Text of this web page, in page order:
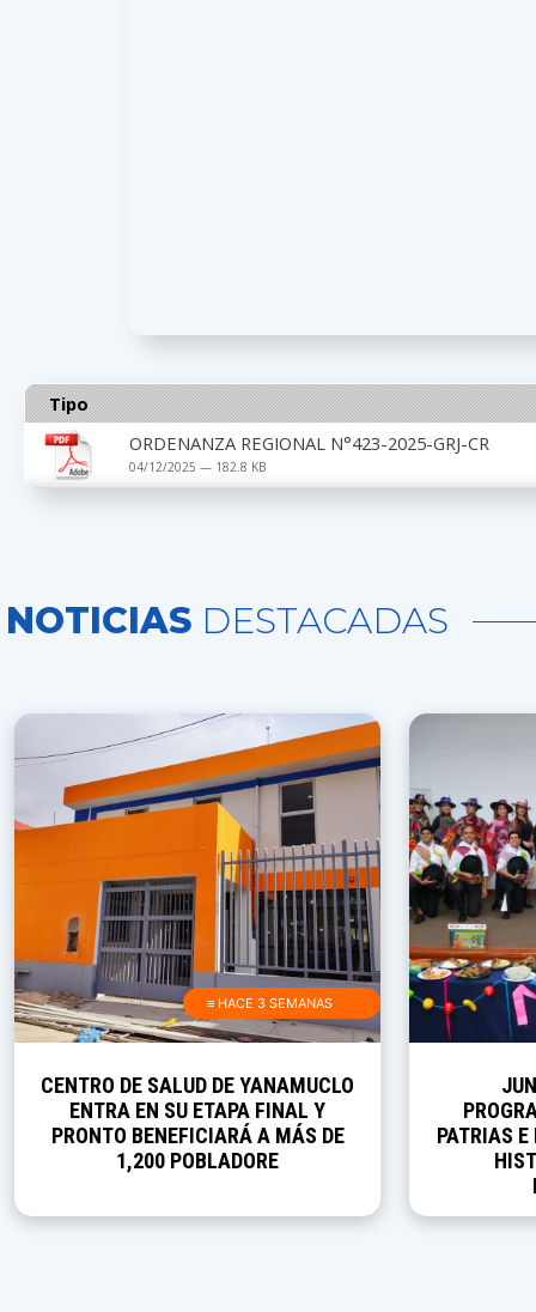
Tipo
ORDENANZA REGIONAL N°423-2025-GRJ-CR
04/12/2025 — 182.8 KB
NOTICIAS DESTACADAS
≡ HACE 3 SEMANAS
CENTRO DE SALUD DE YANAMUCLO
ENTRA EN SU ETAPA FINAL Y
PRONTO BENEFICIARÁ A MÁS DE
1,200 POBLADORE
PATRIAS